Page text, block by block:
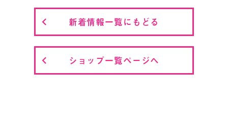
新着情報一覧にもどる
ショップ一覧ページへ